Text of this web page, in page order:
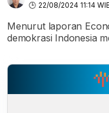
22/08/2024 11:14
Menurut laporan
demokrasi Indonesia